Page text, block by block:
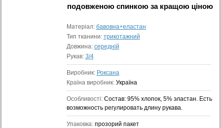
подовженою спинкоюза кращою ціною
Матеріал: бавовна+еластан
Тип тканини: трикотажний
Довжина: середній
Рукав: 3/4
Виробник: Роксана
Країна виробник: Україна
Особливості: Состав: 95% хлопок, 5% эластан. Есть
возможность регулировать длину рукава.
Упаковка: прозорий пакет